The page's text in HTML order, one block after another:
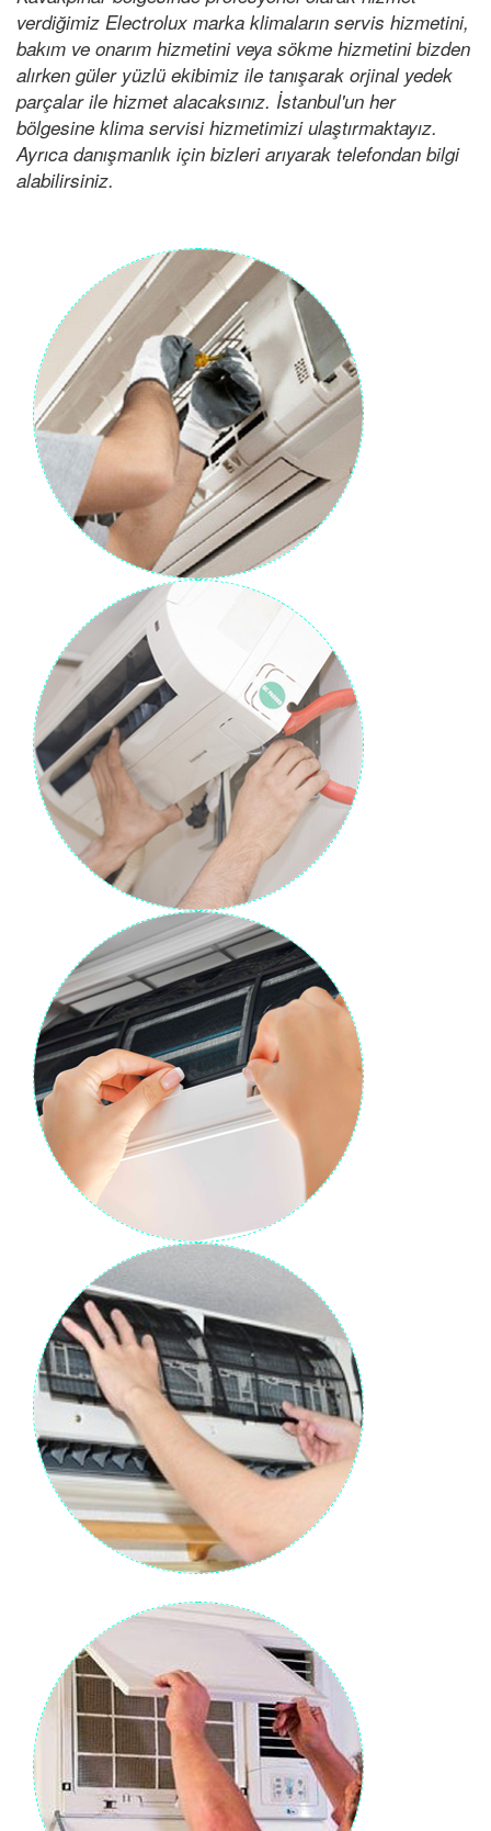
verdiğimiz Electrolux marka klimaların servis hizmetini,
bakım ve onarım hizmetini veya sökme hizmetini bizden
alırken güler yüzlü ekibimiz ile tanışarak orjinal yedek
parçalar ile hizmet alacaksınız. İstanbul'un her
bölgesine klima servisi hizmetimizi ulaştırmaktayız.
Ayrıca danışmanlık için bizleri arıyarak telefondan bilgi
alabilirsiniz.